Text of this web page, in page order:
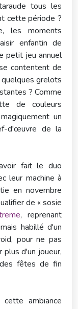
tous les
cette période ?
les moments
enfantin de
petit jeu annuel
contentent de
grelots
? Comme
de couleurs
un
d'œuvre de la
fait le duo
leur machine à
en novembre
de « sosie
, reprenant
habillé d'un
pour ne pas
plus d'un joueur,
fêtes de fin
ambiance